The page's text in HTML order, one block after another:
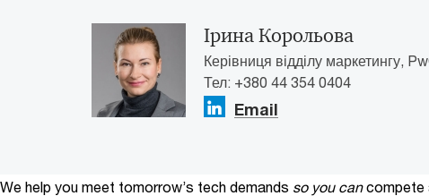
Ірина Корольова
Керівниця відділу маркетингу,
Тел: +380 44 354 0404
Email
We help you meet tomorrow’s tech demands so you can compete